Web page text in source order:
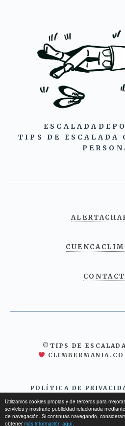
Utilizamos cookies propias y de terceros para
servicios y mostrarte publicidad relacionada
de navegación. Si continuas navegando,
obtenermás información aquí.
TIPS DE ESCALADA
©TIPS DE
POLÍTICA DE